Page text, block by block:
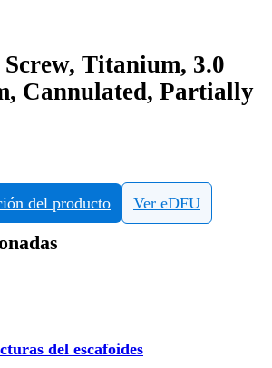
Titanium, 3.0
Cannulated, Partially
del producto Ver eDFU
del escafoides